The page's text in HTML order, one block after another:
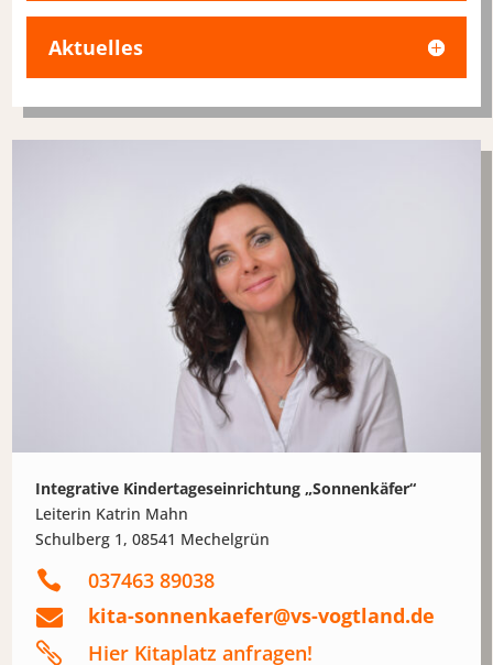
Integrative Kindertageseinrichtung „Sonnenkäfer“
Leiterin Katrin Mahn
Schulberg 1, 08541 Mechelgrün

037463 89038

kita-sonnenkaefer@vs-vogtland.de
 Hier Kitaplatz anfragen!
Aktuelles